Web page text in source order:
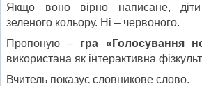
Якщо воно вірно написане, діти
зеленого кольору. Ні – червоного.
Пропоную – гра «Голосування
використана як інтерактивна
Вчитель показує словникове слово.